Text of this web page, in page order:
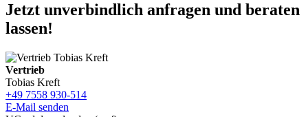
Jetzt unverbindlich anfragen und beraten
lassen!
Vertrieb
Tobias Kreft
+49 7558 930-514
E-Mail senden